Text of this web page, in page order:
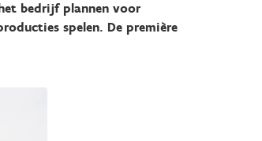
bedrijf plannen voor
spelen. De première